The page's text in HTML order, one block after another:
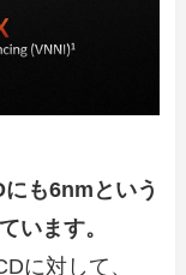
も6nmという
います。
に対して、